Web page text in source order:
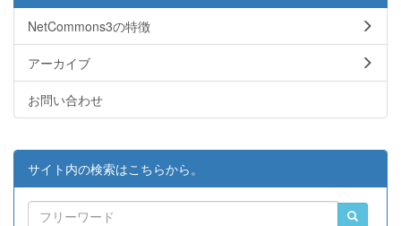
NetCommons3の特徴
アーカイブ
お問い合わせ
サイト内の検索はこちらから。